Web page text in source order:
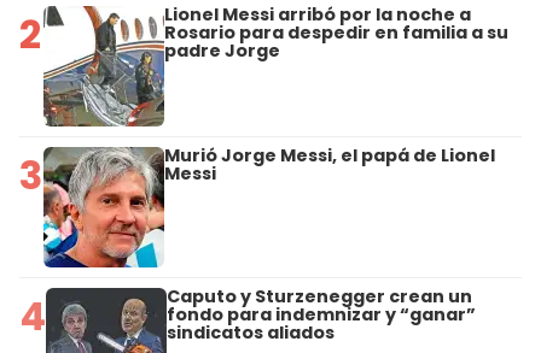
2 Lionel Messi arribó por la noche a
Rosario para despedir en familia a su
padre Jorge
3 Murió Jorge Messi, el papá de Lionel
Messi
4 Caputo y Sturzenegger crean un
fondo para indemnizar y “ganar”
sindicatos aliados